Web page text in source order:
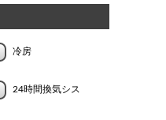
冷房
24時間換気シス